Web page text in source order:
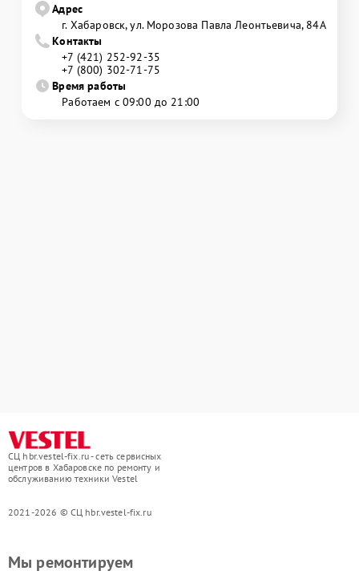
Адрес
г. Хабаровск, ул. Морозова Павла Леонтьевича, 84А
Контакты
+7 (421) 252-92-35
+7 (800) 302-71-75
Время работы
Работаем с 09:00 до 21:00
СЦ hbr.vestel-fix.ru - сеть сервисных
центров в Хабаровске по ремонту и
обслуживанию техники Vestel
2021-2026 © СЦ hbr.vestel-fix.ru
Мы ремонтируем